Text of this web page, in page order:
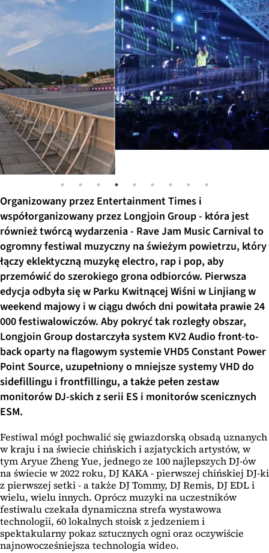
Organizowany przez Entertainment Times i
współorganizowany przez Longjoin Group - która jest
również twórcą wydarzenia - Rave Jam Music Carnival to
ogromny festiwal muzyczny na świeżym powietrzu, który
łączy eklektyczną muzykę electro, rap i pop, aby
przemówić do szerokiego grona odbiorców. Pierwsza
edycja odbyła się w Parku Kwitnącej Wiśni w Linjiang w
weekend majowy i w ciągu dwóch dni powitała prawie 24
000 festiwalowiczów. Aby pokryć tak rozległy obszar,
Longjoin Group dostarczyła system KV2 Audio front-to-
back oparty na flagowym systemie VHD5 Constant Power
Point Source, uzupełniony o mniejsze systemy VHD do
sidefillingu i frontfillingu, a także pełen zestaw
monitorów DJ-skich z serii ES i monitorów scenicznych
ESM.
Festiwal mógł pochwalić się gwiazdorską obsadą uznanych
w kraju i na świecie chińskich i azjatyckich artystów, w
tym Aryue Zheng Yue, jednego ze 100 najlepszych DJ-ów
na świecie w 2022 roku, DJ KAKA - pierwszej chińskiej DJ-ki
z pierwszej setki - a także DJ Tommy, DJ Remis, DJ EDL i
wielu, wielu innych. Oprócz muzyki na uczestników
festiwalu czekała dynamiczna strefa wystawowa
technologii, 60 lokalnych stoisk z jedzeniem i
spektakularny pokaz sztucznych ogni oraz oczywiście
najnowocześniejsza technologia wideo.